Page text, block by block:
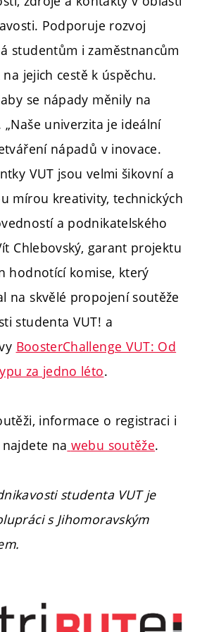
Podporuje rozvoj
studentům i zaměstnancům
jejich cestě k úspěchu.
se nápady měnily na
„Naše univerzita je ideální
nápadů v inovace.
VUT jsou velmi šikovní a
mírou kreativity, technických
a podnikatelského
Chlebovský, garant projektu
hodnotící komise, který
na skvělé propojení soutěže
studenta VUT! a
BoosterChallenge VUT: Od
za jedno léto.
informace o registraci i
na webu soutěže.
studenta VUT je
s Jihomoravským